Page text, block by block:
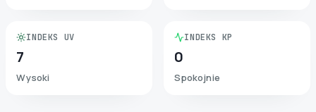
INDEKS UV
7
Wysoki
INDEKS KP
0
Spokojnie